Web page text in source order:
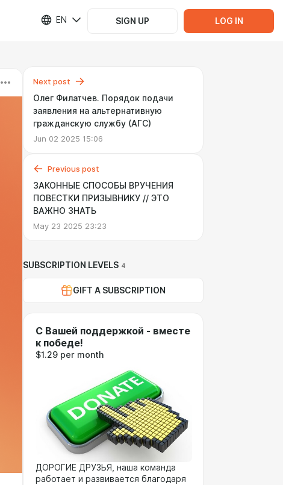
EN SIGN UP LOG IN
Next post
Олег Филатчев. Порядок подачи
заявления на альтернативную
гражданскую службу (АГС)
Jun 02 2025 15:06
Previous post
ЗАКОННЫЕ СПОСОБЫ ВРУЧЕНИЯ
ПОВЕСТКИ ПРИЗЫВНИКУ // ЭТО
ВАЖНО ЗНАТЬ
May 23 2025 23:23
SUBSCRIPTION LEVELS 4
GIFT A SUBSCRIPTION
С Вашей поддержкой - вместе
к победе!
$1.29 per month
ДОРОГИЕ ДРУЗЬЯ, наша команда
работает и развивается благодаря